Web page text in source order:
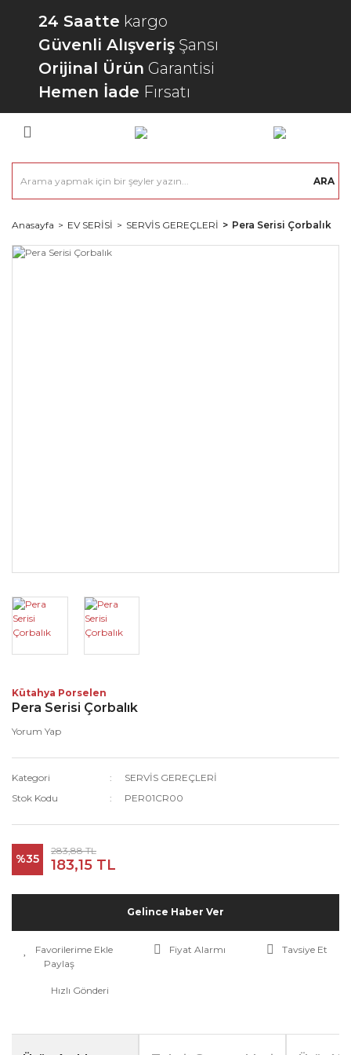
24 Saatte kargo
Güvenli Alışveriş Şansı
Orijinal Ürün Garantisi
Hemen İade Fırsatı
ARA
Anasayfa EV SERİSİ SERVİS GEREÇLERİ Pera Serisi Çorbalık
Kütahya Porselen
Pera Serisi Çorbalık
Yorum Yap
Kategori
SERVİS GEREÇLERİ
Stok Kodu
PER01CR00
%35
283,88 TL
183,15 TL
Gelince Haber Ver
Fiyat Alarmı
Tavsiye Et
Paylaş
Hızlı Gönderi